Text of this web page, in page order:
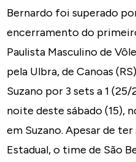
Bernardo foi superado
encerramento do
Paulista Masculino de
pela Ulbra, de Canoas
Suzano por 3 sets a 1 (25/
noite deste sábado (15),
em Suzano. Apesar de
Estadual, o time de São